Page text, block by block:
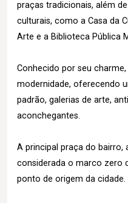
praças tradicionais, além
culturais, como a Casa da
Arte e a Biblioteca Pública
Conhecido por seu
modernidade, oferecendo
padrão, galerias de arte,
aconchegantes.
A principal praça do bairro,
considerada o marco zero
ponto de origem da cidade.